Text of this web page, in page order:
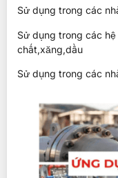
Sử dụng trong các
Sử dụng trong các
chất,xăng,dầu
Sử dụng trong các